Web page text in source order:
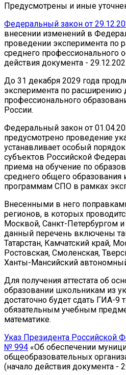
Предусмотрены и иные
Федеральный закон от
внесении изменений в
проведении эксперимента по
среднего профессионального
действия документа -
До 31 декабря 2029 года
эксперимента по расширению
профессионального
России.
Федеральный закон от
предусмотрено проведение
устанавливает особый
субъектов Российской
приема на обучение по
среднего общего образования
программам СПО в рамках
Внесенными в него
регионов, в которых
Москвой, Санкт-Петербургом
данный перечень включены
Татарстан, Камчатский край,
Ростовская, Смоленская,
Ханты-Мансийский
Для получения аттестата об
образовании школьникам из
достаточно будет сдать ГИА-9
обязательным учебным
математике.
Указ Президента Российской
№ 994 «Об обеспечении
общеобразовательных
(начало действия документа -